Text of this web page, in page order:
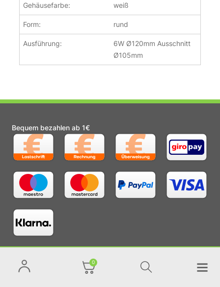
0
Gehäusefarbe: weiß
Form: rund
Ausführung:
6W Ø120mm Ausschnitt
Ø105mm
Bequem bezahlen ab 1€
Schneller Versand